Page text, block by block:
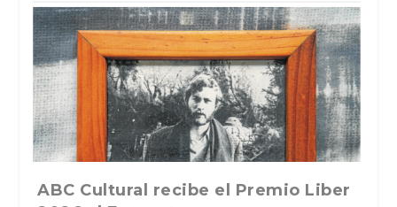
La verdadera odisea del espacio en
La cultura de la transgresión.